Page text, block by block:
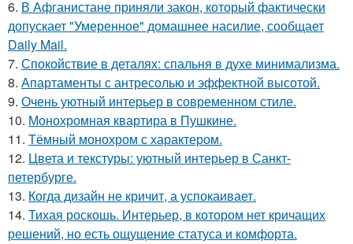
6. В Афганистане приняли закон, который фактически
допускает "Умеренное" домашнее насилие, сообщает
Daily Mail.
7. Спокойствие в деталях: спальня в духе минимализма.
8. Апартаменты с антресолью и эффектной высотой.
9. Очень уютный интерьер в современном стиле.
10. Монохромная квартира в Пушкине.
11. Тёмный монохром с характером.
12. Цвета и текстуры: уютный интерьер в Санкт-
петербурге.
13. Когда дизайн не кричит, а успокаивает.
14. Тихая роскошь. Интерьер, в котором нет кричащих
решений, но есть ощущение статуса и комфорта.